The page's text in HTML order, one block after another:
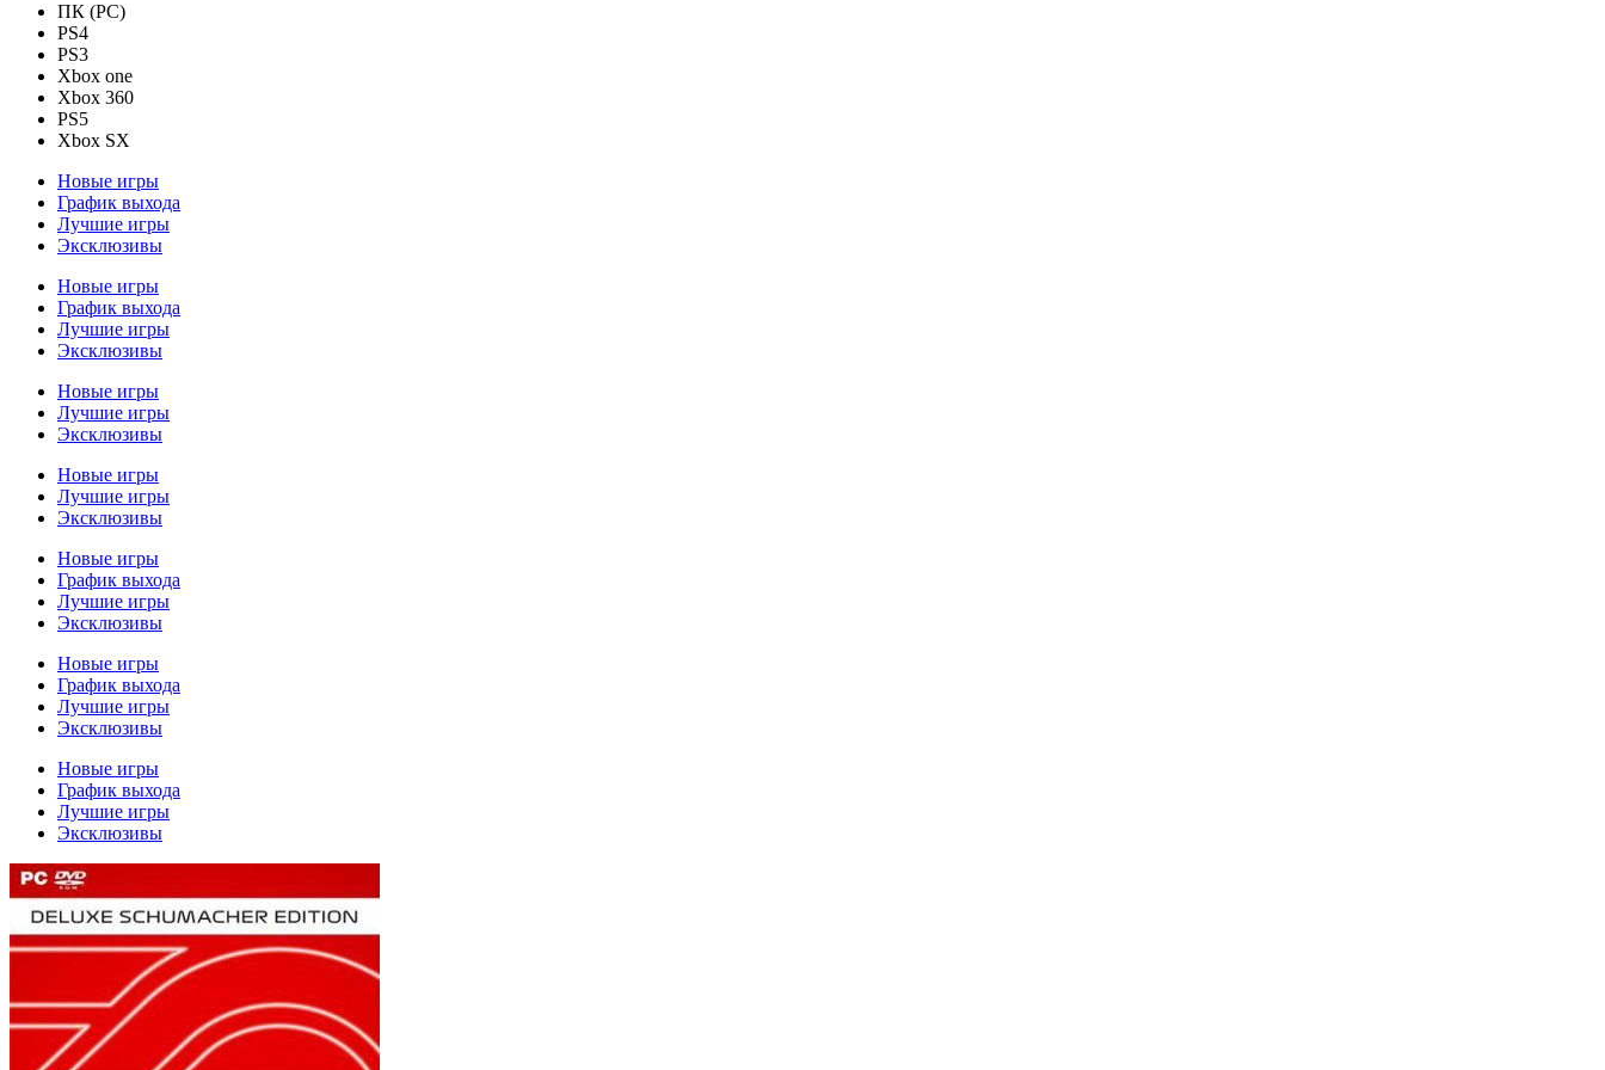
ПК (PC)
PS4
PS3
Xbox one
Xbox 360
PS5
Xbox SX
Новые игры
График выхода
Лучшие игры
Эксклюзивы
Новые игры
График выхода
Лучшие игры
Эксклюзивы
Новые игры
Лучшие игры
Эксклюзивы
Новые игры
Лучшие игры
Эксклюзивы
Новые игры
График выхода
Лучшие игры
Эксклюзивы
Новые игры
График выхода
Лучшие игры
Эксклюзивы
Новые игры
График выхода
Лучшие игры
Эксклюзивы